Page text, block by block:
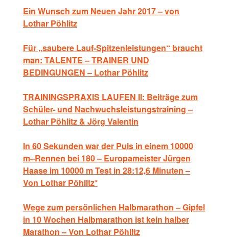
Ein Wunsch zum Neuen Jahr 2017 – von
Lothar Pöhlitz
Für „saubere Lauf-Spitzenleistungen“ braucht
man: TALENTE – TRAINER UND
BEDINGUNGEN – Lothar Pöhlitz
TRAININGSPRAXIS LAUFEN II: Beiträge zum
Schüler- und Nachwuchsleistungstraining –
Lothar Pöhlitz & Jörg Valentin
In 60 Sekunden war der Puls in einem 10000
m–Rennen bei 180 – Europameister Jürgen
Haase im 10000 m Test in 28:12,6 Minuten –
Von Lothar Pöhlitz*
Wege zum persönlichen Halbmarathon – Gipfel
in 10 Wochen Halbmarathon ist kein halber
Marathon – Von Lothar Pöhlitz